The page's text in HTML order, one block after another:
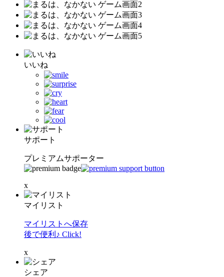
いいね
サポート
プレミアムサポーター
x
マイリスト
マイリストへ保存
後で便利♪ Click!
x
シェア